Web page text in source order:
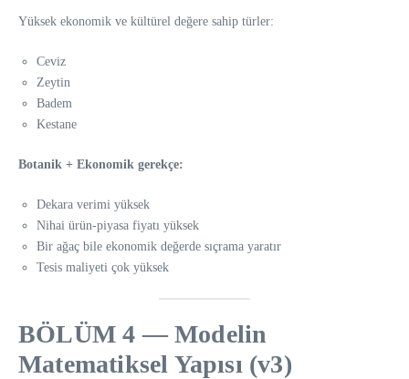
Yüksek ekonomik ve kültürel değere sahip türler:
Ceviz
Zeytin
Badem
Kestane
Botanik + Ekonomik gerekçe:
Dekara verimi yüksek
Nihai ürün-piyasa fiyatı yüksek
Bir ağaç bile ekonomik değerde sıçrama yaratır
Tesis maliyeti çok yüksek
BÖLÜM 4 — Modelin
Matematiksel Yapısı (v3)